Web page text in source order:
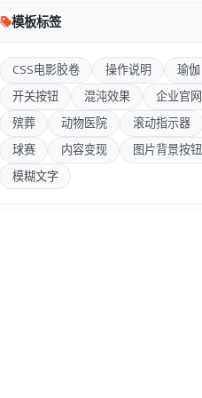
模板标签
CSS电影胶卷 操作说明
瑜伽
开关按钮
混沌效果 企业官网
殡葬
动物医院 滚动指示器
球赛
内容变现
图片背景按钮
模糊文字